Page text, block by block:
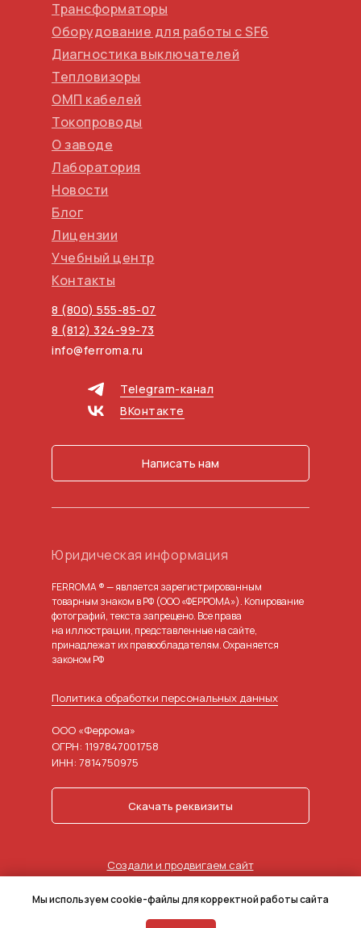
Мы используем cookie-файлы для корректной работы сайта
ООО «Феррома»
ОГРН: 1197847001758
ИНН: 7814750975
FERROMA ® — является зарегистрированным
товарным знаком в РФ (ООО «ФЕРРОМА»). Копирование
фотографий, текста запрещено. Все права
на иллюстрации, представленные на сайте,
принадлежат их правообладателям. Охраняется
законом РФ
О заводе
Лаборатория
Трансформаторы
Оборудование для работы с SF6
Диагностика выключателей
Тепловизоры
ОМП кабелей
Токопроводы
Юридическая информация
Новости
Блог
Лицензии
Учебный центр
Контакты
8 (800) 555-85-07
8 (812) 324-99-73
info@ferroma.ru
Telegram-канал
Политика обработки персональных данных
Скачать реквизиты
Написать нам
ВКонтакте
Создали и продвигаем сайт
в агентстве маркетинга